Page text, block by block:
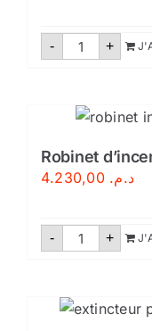
- quantité
Maroc
+
Robinet
د.م. 4.230,00
- quantité
pok
Maroc
+